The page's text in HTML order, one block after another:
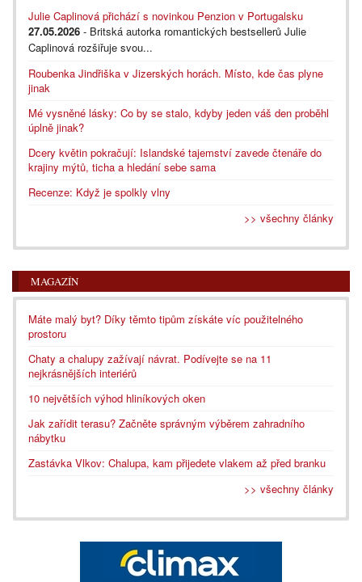
Julie Caplinová přichází s novinkou Penzion v Portugalsku
27.05.2026 - Britská autorka romantických bestsellerů Julie
Caplinová rozšiřuje svou...
Roubenka Jindřiška v Jizerských horách. Místo, kde čas plyne
jinak
Mé vysněné lásky: Co by se stalo, kdyby jeden váš den proběhl
úplně jinak?
Dcery květin pokračují: Islandské tajemství zavede čtenáře do
krajiny mýtů, ticha a hledání sebe sama
Recenze: Když je spolkly vlny
>> všechny články
MAGAZÍN
Máte malý byt? Díky těmto tipům získáte víc použitelného
prostoru
Chaty a chalupy zažívají návrat. Podívejte se na 11
nejkrásnějších interiérů
10 největších výhod hliníkových oken
Jak zařídit terasu? Začněte správným výběrem zahradního
nábytku
Zastávka Vlkov: Chalupa, kam přijedete vlakem až před branku
>> všechny články